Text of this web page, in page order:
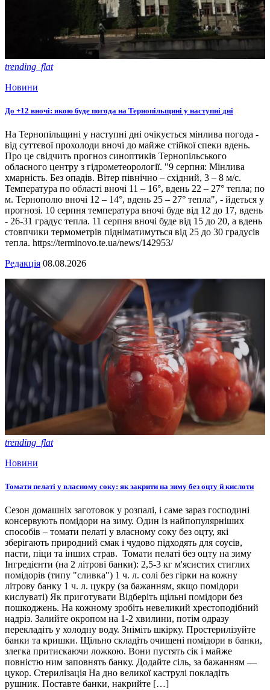
trending_flat
Новини
До +12 вночі: якою буде погода на Тернопільщині у наступні дні
На Тернопільщині у наступні дні очікується мінлива погода -
від суттєвої прохолоди вночі до майже стійкої спеки вдень.
Про це свідчить прогноз синоптиків Тернопільського
обласного центру з гідрометеорології. "9 серпня: Мінлива
хмарність. Без опадів. Вітер північно – східний, 3 – 8 м/с.
Температура по області вночі 11 – 16°, вдень 22 – 27° тепла; по
м. Тернополю вночі 12 – 14°, вдень 25 – 27° тепла", - йдеться у
прогнозі. 10 серпня температура вночі буде від 12 до 17, вдень
- 26-31 градус тепла. 11 серпня вночі буде від 15 до 20, а вдень
стовпчики термометрів підніматимуться від 25 до 30 градусів
тепла. https://terminovo.te.ua/news/142953/
Редакція 08.08.2026
trending_flat
Новини
Томати пелаті у власному соку: як закрити на зиму без оцту й кислоти
Сезон домашніх заготовок у розпалі, і саме зараз господині
консервують помідори на зиму. Один із найпопулярніших
способів – томати пелаті у власному соку без оцту, які
зберігають природний смак і чудово підходять для соусів,
пасти, піци та інших страв. Томати пелаті без оцту на зиму
Інгредієнти (на 2 літрові банки): 2,5-3 кг м'ясистих стиглих
помідорів (типу "сливка") 1 ч. л. солі без гірки на кожну
літрову банку 1 ч. л. цукру (за бажанням, якщо помідори
кислуваті) Як приготувати Відберіть щільні помідори без
пошкоджень. На кожному зробіть невеликий хрестоподібний
надріз. Залийте окропом на 1-2 хвилини, потім одразу
перекладіть у холодну воду. Зніміть шкірку. Простерилізуйте
банки та кришки. Щільно складіть очищені помідори в банки,
злегка притискаючи ложкою. Вони пустять сік і майже
повністю ним заповнять банку. Додайте сіль, за бажанням —
цукор. Стерилізація На дно великої каструлі покладіть
рушник. Поставте банки, накрийте […]